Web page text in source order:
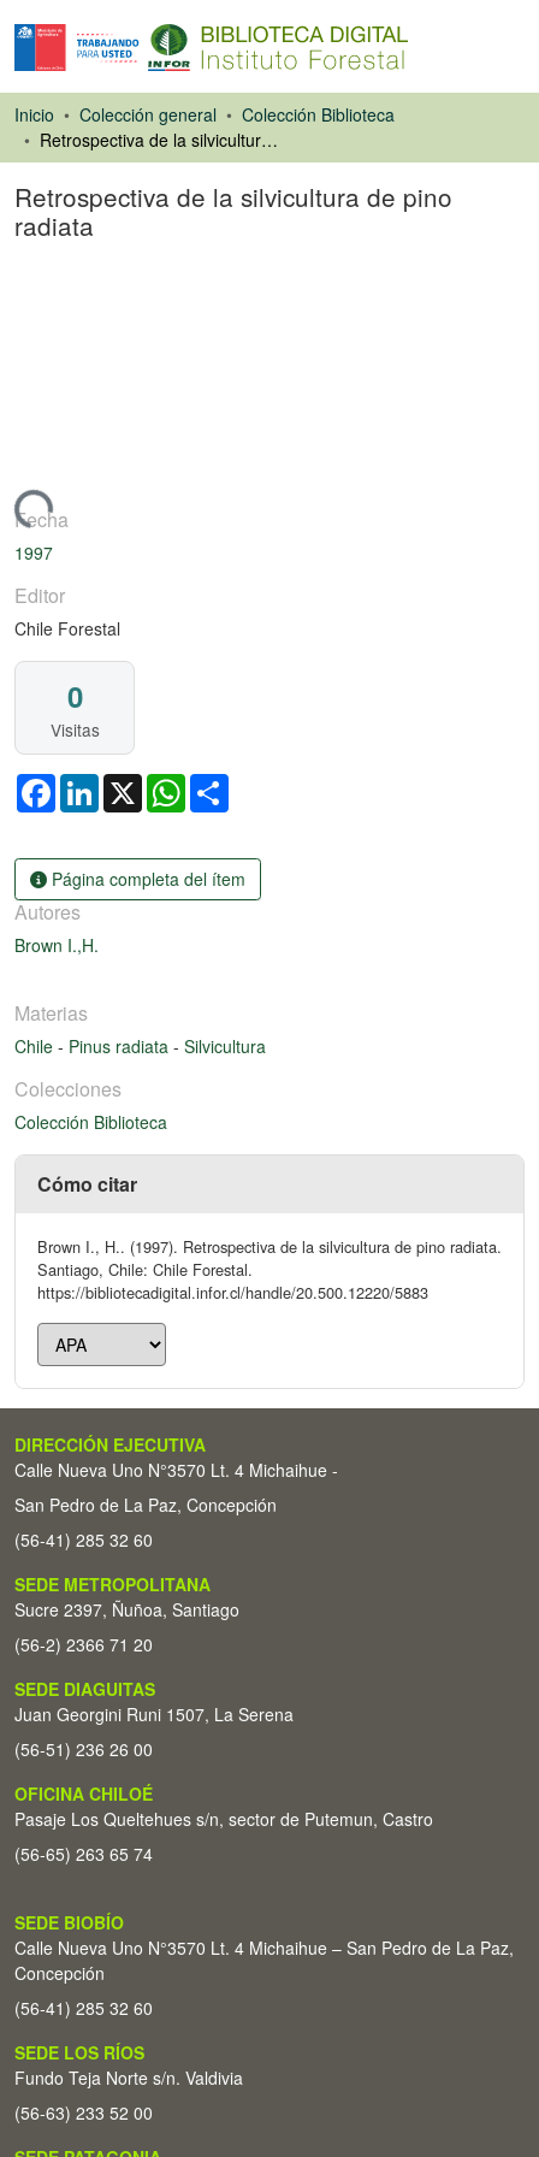
Inicio Colección general
Colección Biblioteca
Retrospectiva de la silvicultura de pino radiata
Retrospectiva de la silvicultura de pino
radiata
Fecha
1997
Editor
Chile Forestal
0
Visitas
FacebookLinkedIn
X WhatsApp
Página completa del ítem
Autores
Brown I.,H.
Materias
Chile - Pinus radiata - Silvicultura
Colecciones
Colección Biblioteca
Cómo citar
Brown I., H.. (1997). Retrospectiva de la silvicultura de pino radiata.
Santiago, Chile: Chile Forestal.
https://bibliotecadigital.infor.cl/handle/20.500.12220/5883
DIRECCIÓN EJECUTIVA
Calle Nueva Uno N°3570 Lt. 4 Michaihue -
San Pedro de La Paz, Concepción
(56-41) 285 32 60
SEDE METROPOLITANA
Sucre 2397, Ñuñoa, Santiago
(56-2) 2366 71 20
SEDE DIAGUITAS
Juan Georgini Runi 1507, La Serena
(56-51) 236 26 00
OFICINA CHILOÉ
Pasaje Los Queltehues s/n, sector de Putemun, Castro
(56-65) 263 65 74
SEDE BIOBÍO
Calle Nueva Uno N°3570 Lt. 4 Michaihue – San Pedro de La Paz,
Concepción
(56-41) 285 32 60
SEDE LOS RÍOS
Fundo Teja Norte s/n. Valdivia
(56-63) 233 52 00